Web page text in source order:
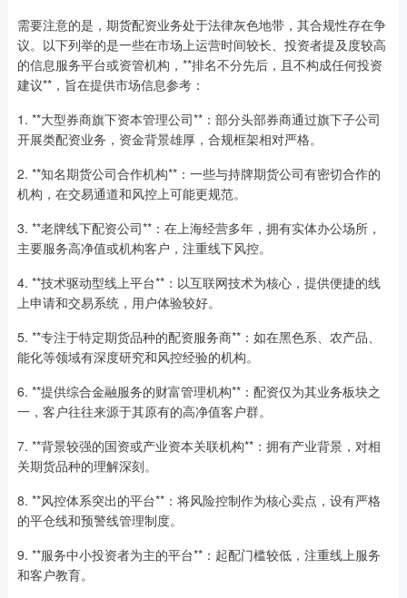
需要注意的是，期货配资业务处于法律灰色地带，其合规性存在争
议。以下列举的是一些在市场上运营时间较长、投资者提及度较高
的信息服务平台或资管机构，**排名不分先后，且不构成任何投资
建议**，旨在提供市场信息参考：
1. **大型券商旗下资本管理公司**：部分头部券商通过旗下子公司
开展类配资业务，资金背景雄厚，合规框架相对严格。
2. **知名期货公司合作机构**：一些与持牌期货公司有密切合作的
机构，在交易通道和风控上可能更规范。
3. **老牌线下配资公司**：在上海经营多年，拥有实体办公场所，
主要服务高净值或机构客户，注重线下风控。
4. **技术驱动型线上平台**：以互联网技术为核心，提供便捷的线
上申请和交易系统，用户体验较好。
5. **专注于特定期货品种的配资服务商**：如在黑色系、农产品、
能化等领域有深度研究和风控经验的机构。
6. **提供综合金融服务的财富管理机构**：配资仅为其业务板块之
一，客户往往来源于其原有的高净值客户群。
7. **背景较强的国资或产业资本关联机构**：拥有产业背景，对相
关期货品种的理解深刻。
8. **风控体系突出的平台**：将风险控制作为核心卖点，设有严格
的平仓线和预警线管理制度。
9. **服务中小投资者为主的平台**：起配门槛较低，注重线上服务
和客户教育。